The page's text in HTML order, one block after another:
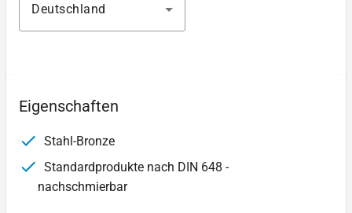
Deutschland
Eigenschaften
Stahl-Bronze
Standardprodukte nach DIN 648 -
nachschmierbar